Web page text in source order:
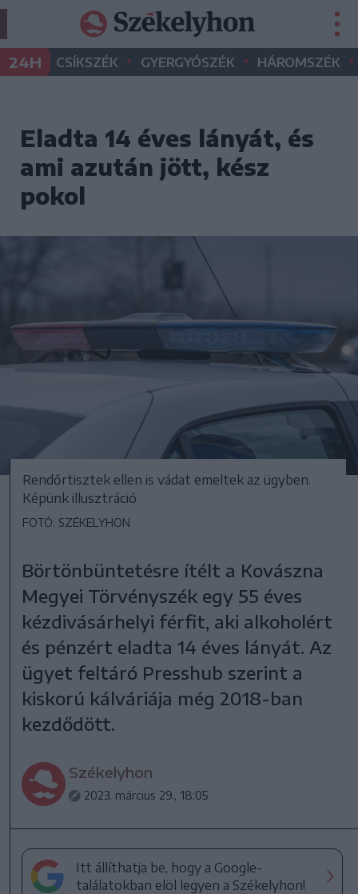
24H CSÍKSZÉK • GYERGYÓSZÉK • HÁROMSZÉK •
Eladta 14 éves lányát, és
ami azután jött, kész
pokol
Rendőrtisztek ellen is vádat emeltek az ügyben.
Képünk illusztráció
FOTÓ: SZÉKELYHON
Börtönbüntetésre ítélt a Kovászna
Megyei Törvényszék egy 55 éves
kézdivásárhelyi férfit, aki alkoholért
és pénzért eladta 14 éves lányát. Az
ügyet feltáró Presshub szerint a
kiskorú kálváriája még 2018-ban
kezdődött.
Székelyhon
2023. március 29., 18:05
Itt állíthatja be, hogy a Google-
találatokban elöl legyen a Székelyhon!